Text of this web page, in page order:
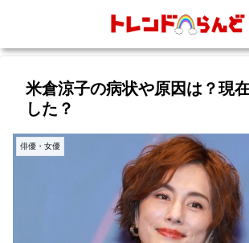
米倉涼子の病状や原因は？現
した？
俳優・女優